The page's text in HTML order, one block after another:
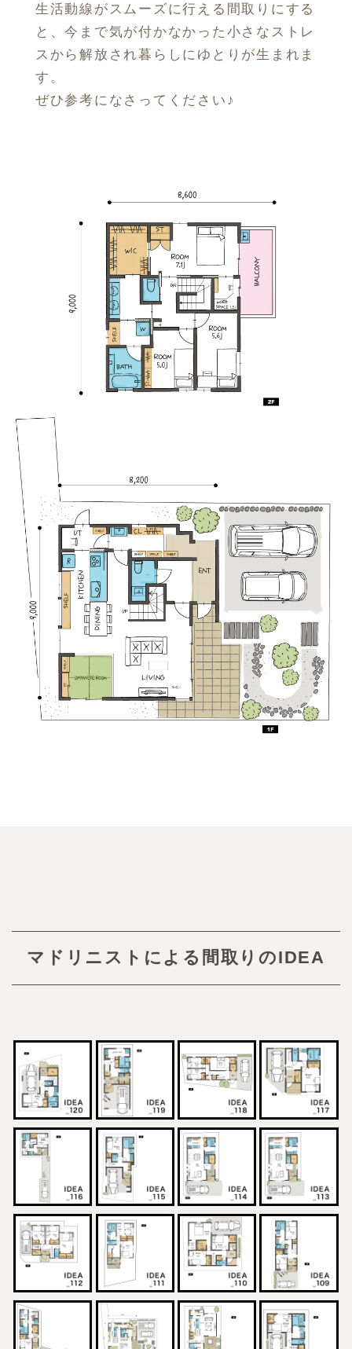
生活動線がスムーズに行える間取りにする
と、今まで気が付かなかった小さなストレ
スから解放され暮らしにゆとりが生まれま
す。
ぜひ参考になさってください♪
マドリニストによる間取りのIDEA